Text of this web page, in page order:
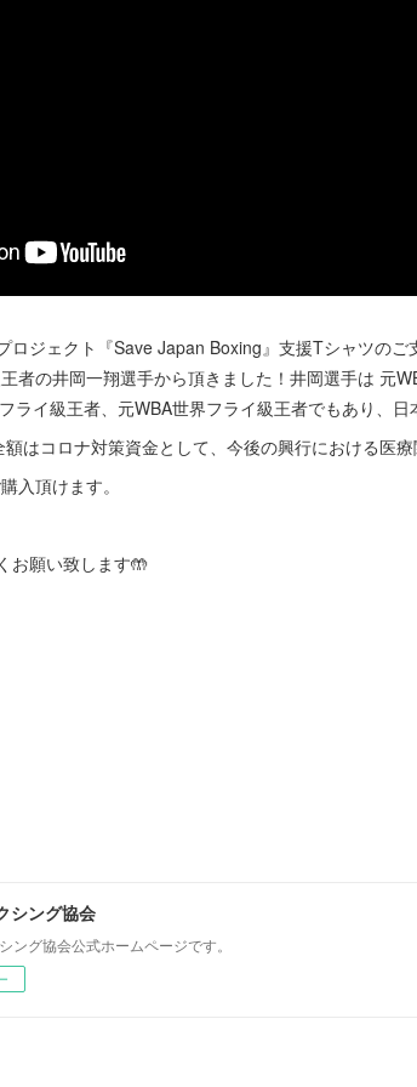
ジェクト『Save Japan Boxing』支援Tシャツのご
者の井岡一翔選手から頂きました！井岡選手は 元
ライ級王者、元WBA世界フライ級王者でもあり、日
はコロナ対策資金として、今後の興行における医
入頂けます。
お願い致します🤲
シング協会
ング協会公式ホームページです。